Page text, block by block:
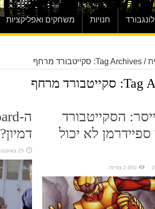
לונגבורד חנויות משחקים ואפליקציות
/ Tag Archives: סקייטבורד מרחף
Tag סקייטבורד מרחף
הסקייטבורד
לא יכול
2,950 צפיות
דמיון?
25 באוקטובר 2014